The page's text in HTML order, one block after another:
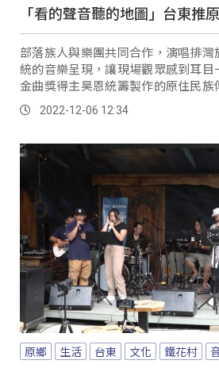
「看的聲音聽的地圖」台東推
部落族人與樂團共同合作，演唱排
統的音樂呈現，讓現場觀眾感到耳
金曲獎得主昊恩統籌製作的原住民族
音 聽的地圖」，4號下午在台東波浪
請參與專輯錄音的文化健康站耆老
2022-12-06 12:34
原鄉 生活 台東 文化 鐵花村